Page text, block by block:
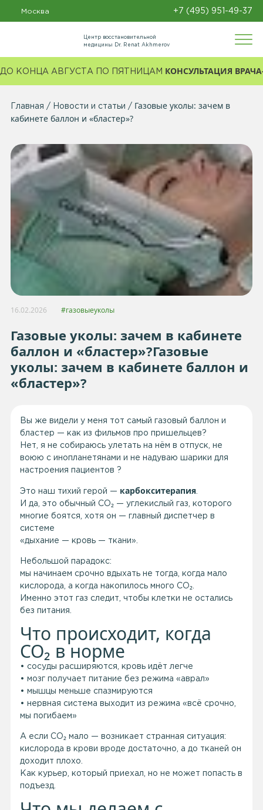
Москва +7 (495) 951-49-37
Центр восстановительной
медицины Dr. Renat Akhmerov
ДО КОНЦА АВГУСТА ПО ПЯТНИЦАМ КОНСУЛЬТАЦИЯ
Главная Новости и статьи
Газовые уколы: зачем в
кабинете баллон и «бластер»?
16.02.2026 #газовыеуколы
Газовые уколы: зачем в кабинете
баллон и «бластер»?Газовые
уколы: зачем в кабинете баллон и
«бластер»?
Вы же видели у меня тот самый газовый баллон и
бластер — как из фильмов про пришельцев?
Нет, я не собираюсь улетать на нём в отпуск, не
воюю с инопланетянами и не надуваю шарики для
настроения пациентов ?
Это наш тихий герой — карбокситерапия
И да, это обычный CO₂ — углекислый газ, которого
многие боятся, хотя он — главный диспетчер в
системе
«дыхание — кровь — ткани».
Небольшой парадокс:
мы начинаем срочно вдыхать не тогда, когда мало
кислорода, а когда накопилось много CO₂.
Именно этот газ следит, чтобы клетки не остались
без питания.
Что происходит, когда
CO₂ в норме
• сосуды расширяются, кровь идёт легче
• мозг получает питание без режима «аврал»
• мышцы меньше спазмируются
• нервная система выходит из режима «всё срочно,
мы погибаем»
А если CO₂ мало — возникает странная ситуация:
кислорода в крови вроде достаточно, а до тканей он
доходит плохо.
Как курьер, который приехал, но не может попасть в
подъезд.